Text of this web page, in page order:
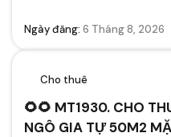
Ngày đăng: 6 Tháng 8, 2026
Cho thuê
🌻🌻 MT1930. CHO
NGÔ GIA TỰ 50M2